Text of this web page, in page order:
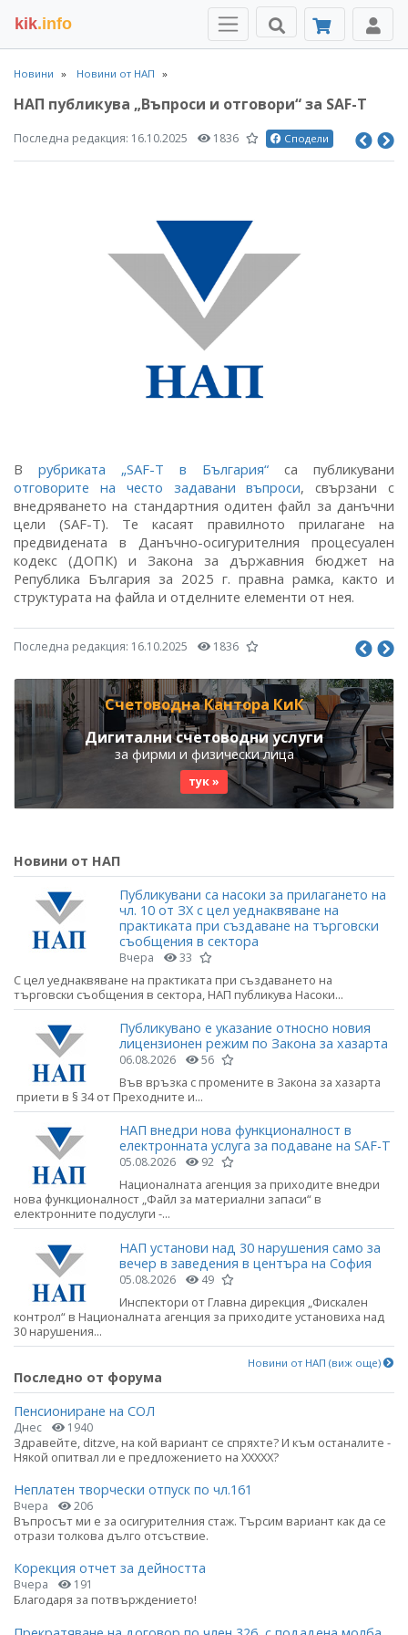
kik.info
Новини Новини от НАП
НАП публикува „Въпроси и отговори“ за SAF-T
Последна редакция: 16.10.2025 1836 Сподели
В рубриката „SAF-T в България“ са публикувани
отговорите на често задавани въпроси, свързани с
внедряването на стандартния одитен файл за данъчни
цели (SAF-T). Те касаят правилното прилагане на
предвидената в Данъчно-осигурителния процесуален
кодекс (ДОПК) и Закона за държавния бюджет на
Република България за 2025 г. правна рамка, както и
структурата на файла и отделните елементи от нея.
Последна редакция: 16.10.2025 1836
Счетоводна Кантора КиК
Дигитални счетоводни услуги
за фирми и физически лица
тук »
Новини от НАП
Публикувани са насоки за прилагането на
чл. 10 от ЗХ с цел уеднаквяване на
практиката при създаване на търговски
съобщения в сектора
Вчера 33
С цел уеднаквяване на практиката при създаването на
търговски съобщения в сектора, НАП публикува Насоки...
Публикувано е указание относно новия
лицензионен режим по Закона за хазарта
06.08.2026 56
Във връзка с промените в Закона за хазарта
приети в § 34 от Преходните и...
НАП внедри нова функционалност в
електронната услуга за подаване на SAF-T
05.08.2026 92
Националната агенция за приходите внедри
нова функционалност „Файл за материални запаси“ в
електронните подуслуги -...
НАП установи над 30 нарушения само за
вечер в заведения в центъра на София
05.08.2026 49
Инспектори от Главна дирекция „Фискален
контрол“ в Националната агенция за приходите установиха над
30 нарушения...
Новини от НАП (виж още)
Последно от форума
Пенсиониране на СОЛ
Днес 1940
Здравейте, ditzve, на кой вариант се спряхте? И към останалите -
Някой опитвал ли е предложението на ХХХХХ?
Неплатен творчески отпуск по чл.161
Вчера 206
Въпросът ми е за осигурителния стаж. Търсим вариант как да се
отрази толкова дълго отсъствие.
Корекция отчет за дейността
Вчера 191
Благодаря за потвърждението!